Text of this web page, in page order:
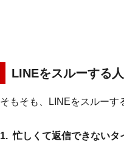
LINEをスルーする
そもそも、LINEをスルーす
1. 忙しくて返信できないタ